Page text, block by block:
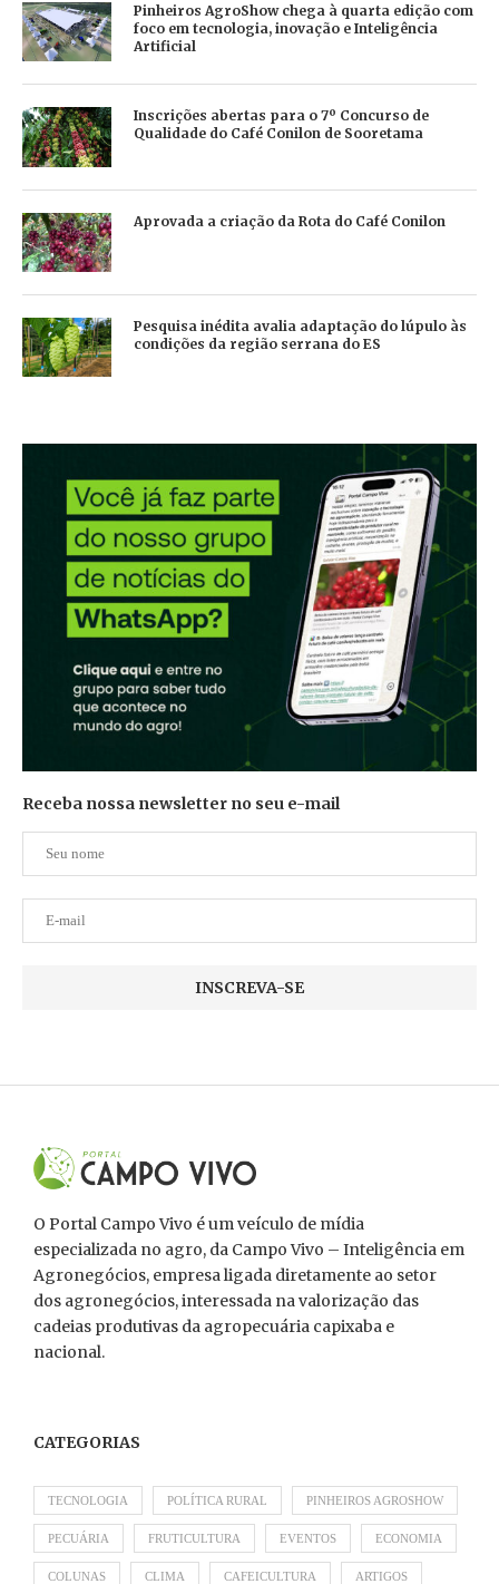
Pinheiros AgroShow chega à quarta edição com
foco em tecnologia, inovação e Inteligência
Artificial
Inscrições abertas para o 7º Concurso de
Qualidade do Café Conilon de Sooretama
Aprovada a criação da Rota do Café Conilon
Pesquisa inédita avalia adaptação do lúpulo às
condições da região serrana do ES
Receba nossa newsletter no seu e-mail
O Portal Campo Vivo é um veículo de mídia
especializada no agro, da Campo Vivo – Inteligência em
Agronegócios, empresa ligada diretamente ao setor
dos agronegócios, interessada na valorização das
cadeias produtivas da agropecuária capixaba e
nacional.
CATEGORIAS
TECNOLOGIA POLÍTICA RURAL PINHEIROS AGROSHOW
PECUÁRIA FRUTICULTURA EVENTOS ECONOMIA
COLUNAS CLIMA CAFEICULTURA ARTIGOS